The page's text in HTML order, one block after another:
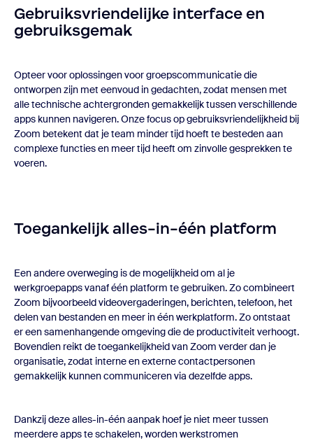
Gebruiksvriendelijke interface en
gebruiksgemak
Opteer voor oplossingen voor groepscommunicatie die
ontworpen zijn met eenvoud in gedachten, zodat mensen met
alle technische achtergronden gemakkelijk tussen verschillende
apps kunnen navigeren. Onze focus op gebruiksvriendelijkheid bij
Zoom betekent dat je team minder tijd hoeft te besteden aan
complexe functies en meer tijd heeft om zinvolle gesprekken te
voeren.
Toegankelijk alles-in-één platform
Een andere overweging is de mogelijkheid om al je
werkgroepappsvanaf één platform te gebruiken. Zo combineert
Zoom bijvoorbeeld videovergaderingen, berichten, telefoon, het
delen van bestanden en meer in één werkplatform. Zo ontstaat
er een samenhangende omgeving die de productiviteit verhoogt.
Bovendien reikt de toegankelijkheid van Zoom verder dan je
organisatie, zodat interne en externe contactpersonen
gemakkelijk kunnen communiceren via dezelfde apps.
Dankzij deze alles-in-één aanpak hoef je niet meer tussen
meerdere apps te schakelen, worden werkstromen